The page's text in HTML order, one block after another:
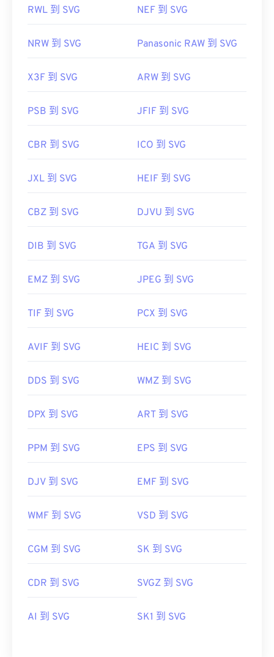
RWL 到 SVG NEF 到 SVG
NRW 到 SVG Panasonic RAW 到 SVG
X3F 到 SVG ARW 到 SVG
PSB 到 SVG JFIF 到 SVG
CBR 到 SVG ICO 到 SVG
JXL 到 SVG HEIF 到 SVG
CBZ 到 SVG DJVU 到 SVG
DIB 到 SVG TGA 到 SVG
EMZ 到 SVG JPEG 到 SVG
TIF 到 SVG PCX 到 SVG
AVIF 到 SVG HEIC 到 SVG
DDS 到 SVG WMZ 到 SVG
DPX 到 SVG ART 到 SVG
PPM 到 SVG EPS 到 SVG
DJV 到 SVG EMF 到 SVG
WMF 到 SVG VSD 到 SVG
CGM 到 SVG SK 到 SVG
CDR 到 SVG SVGZ 到 SVG
AI 到 SVG SK1 到 SVG